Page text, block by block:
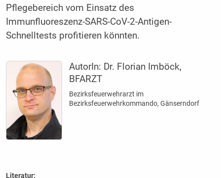
Pflegebereich vom Einsatz des
Immunfluoreszenz-SARS-CoV-2-Antigen-
Schnelltests profitieren könnten.
AutorIn: Dr. Florian Imböck,
BFARZT
Bezirksfeuerwehrarzt im
Bezirksfeuerwehrkommando, Gänserndorf
Literatur: